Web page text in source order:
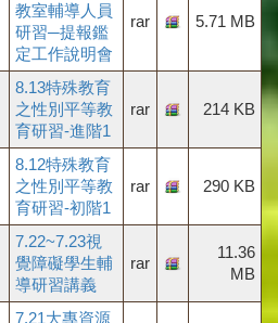
教室輔導人員
研習─提報鑑
定工作說明會
rar 5.71 MB
8.13特殊教育
之性別平等教
育研習-進階1
rar 214 KB
8.12特殊教育
之性別平等教
育研習-初階1
rar 290 KB
7.22~7.23視
覺障礙學生輔
導研習講義
rar
11.36
MB
7.21大專資源